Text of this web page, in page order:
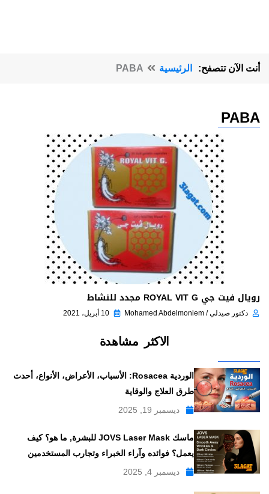
أنت الآن تتصفح: الرئيسية PABA
PABA
رويال فيت جي ROYAL VIT G مجدد للنشاط
دكتور صيدلي / Mohamed Abdelmoniem 10 أبريل، 2021
الاكثر مشاهدة
الوردية Rosacea: الأسباب، الأعراض، الأنواع، أحدث
طرق العلاج والوقاية
ديسمبر 19, 2025
ماسك JOVS Laser Mask للبشرة, ما هو؟ كيف
يعمل؟ فوائده وآراء الخبراء وتجارب المستخدمين
ديسمبر 4, 2025